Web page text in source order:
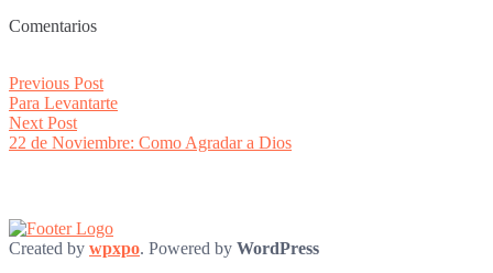
Comentarios
Post
navigation
Previous PostPrevious
post:
Para Levantarte
Next PostNext
post:
22 de Noviembre: Como Agradar a Dios
Created by wpxpo. Powered by WordPress